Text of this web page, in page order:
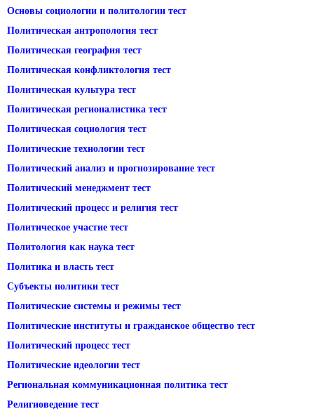
Основы социологии и политологии тест
Политическая антропология тест
Политическая география тест
Политическая конфликтология тест
Политическая культура тест
Политическая регионалистика тест
Политическая социология тест
Политические технологии тест
Политический анализ и прогнозирование тест
Политический менеджмент тест
Политический процесс и религия тест
Политическое участие тест
Политология как наука тест
Политика и власть тест
Субъекты политики тест
Политические системы и режимы тест
Политические институты и гражданское общество тест
Политический процесс тест
Политические идеологии тест
Региональная коммуникационная политика тест
Религиоведение тест